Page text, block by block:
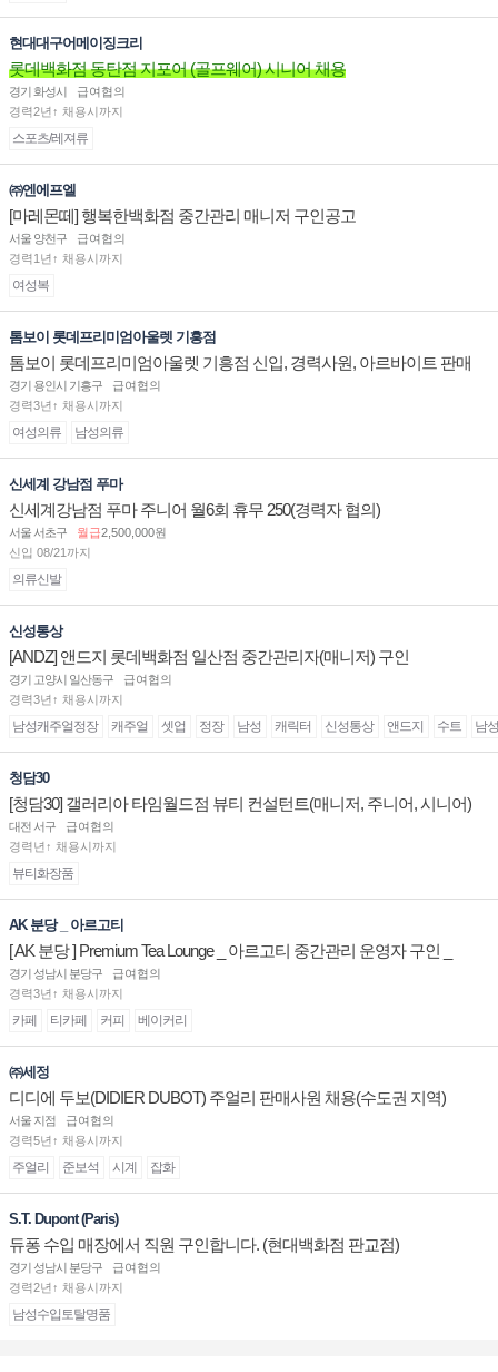
현대대구어메이징크리
롯데백화점 동탄점 지포어 (골프웨어) 시니어 채용
경기 화성시
급여협의
경력2년↑ 채용시까지
스포츠/레져류
㈜엔에프엘
[마레몬떼] 행복한백화점 중간관리 매니저 구인공고
서울 양천구
급여협의
경력1년↑ 채용시까지
여성복
톰보이 롯데프리미엄아울렛 기흥점
톰보이 롯데프리미엄아울렛 기흥점 신입, 경력사원, 아르바이트 판매
직 구인합니다.
경기 용인시 기흥구
급여협의
경력3년↑ 채용시까지
여성의류 남성의류
신세계 강남점 푸마
신세계강남점 푸마 주니어 월6회 휴무 250(경력자 협의)
서울 서초구 월급2,500,000원
신입 08/21까지
의류신발
신성통상
[ANDZ] 앤드지 롯데백화점 일산점 중간관리자(매니저) 구인
경기 고양시 일산동구
급여협의
경력3년↑ 채용시까지
남성캐주얼정장 캐주얼 셋업 정장 남성 캐릭터 신성통상 앤드지 수트 남
청담30
[청담30] 갤러리아 타임월드점 뷰티 컨설턴트(매니저, 주니어, 시니어)
채용
대전 서구
급여협의
경력년↑ 채용시까지
뷰티화장품
AK 분당 _ 아르고티
[ AK 분당 ] Premium Tea Lounge _ 아르고티 중간관리 운영자 구인 _
경기 성남시 분당구
급여협의
경력3년↑ 채용시까지
카페 티카페 커피 베이커리
㈜세정
디디에 두보(DIDIER DUBOT) 주얼리 판매사원 채용(수도권 지역)
서울 지점
급여협의
경력5년↑ 채용시까지
주얼리 준보석 시계 잡화
S.T. Dupont (Paris)
듀퐁 수입 매장에서 직원 구인합니다. (현대백화점 판교점)
경기 성남시 분당구
급여협의
경력2년↑ 채용시까지
남성수입토탈명품